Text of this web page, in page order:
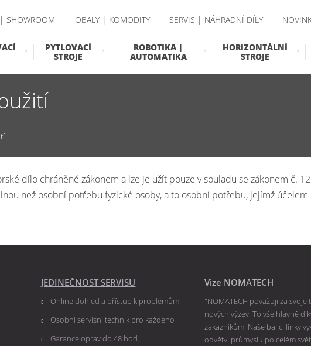
SHOWROOM OBALY | KOMODITY SERVIS | NÁHRADNÍ DÍLY
PYTLOVACÍ
STROJE
ROBOTIKA |
AUTOMATIKA
HORIZONTÁLNÍ
STROJE
dílo chráněné zákonem a lze je užít pouze v souladu se zákonem č.
než osobní potřebu fyzické osoby, a to osobní potřebu, jejímž
JEDINEČNOST SERVISU
Online dohled a přístup k problémům
Osobní servisní technik pro každého
Garance oprav do 48 hod.
Vize NOMATECH
"NOMATECH považuji za
nových výzev. To vše hlavně
zákazníkům. Naše balicí linky
odvětví průmyslu po celém